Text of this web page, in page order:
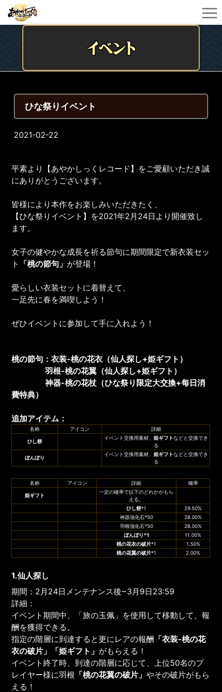
ひな祭りイベント
2021-02-22
平素より【あやかしっくレコード】をご愛顧いただき誠
にありがとうございます。
皆様により本作をお楽しみいただきたく、
【ひな祭りイベント】を2021年2月24日より開催致し
ます。
女子の健やかな成長を祈る節句に期間限定で新衣装セッ
ト
「桃の節句」 が登場！
愛らしい衣装セットに着替えて、
一足先に春を満喫しよう！
ぜひイベントに参加して手に入れよう！
桃の節句：衣装-桃の花衣 （仙人探し+姫ギフト ）
羽根-桃の花翼 （仙人探し+姫ギフト ）
神器-桃の花杖（ひな祭り限定大交換+每日消
費特典）
追加アイテム ：
名称 アイコン 詳細
ひし餅
イベント交換用素材、 姫ギフトなどと交換でき
る
ぼんぼり
イベント交換用素材、 姫ギフトなどと交換でき
る
名称 アイコン 詳細 確率
姫ギフト
一定の確率で以下のどれかがもら
える。
ひし餅*1
29.50%
神器強化石*50
28.00%
羽根強化石*50
28.00%
ぼんぼり*1
11.00%
桃の花衣の破片*1
1.50%
桃の花翼の破片*1 2.00%
1.仙人探し
期間：2月24日メンテナンス後~3月9日23:59
詳細：
イベント期間中、「旅の玉佩」を使用して移動して、報
酬を獲得できる。
指定の階層に到達すると更にレアの報酬 「衣装-桃の花
衣の破片」「姫ギフト」 がもらえる！
イベント終了時、到達の階層に応じて、上位50名のプ
レイヤー様に羽根 「桃の花翼の破片 」やその破片がもら
える！